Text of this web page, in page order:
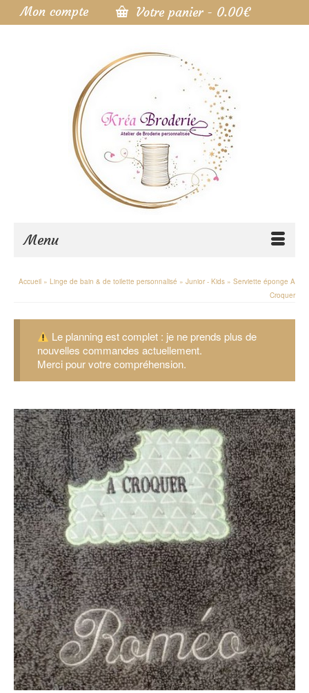
Mon compte Votre panier - 0.00€
Menu
Accueil » Linge de bain & de toilette personnalisé » Junior - Kids » Serviette éponge A
Croquer
Le planning est complet : je ne prends plus de
nouvelles commandes actuellement.
Merci pour votre compréhension.